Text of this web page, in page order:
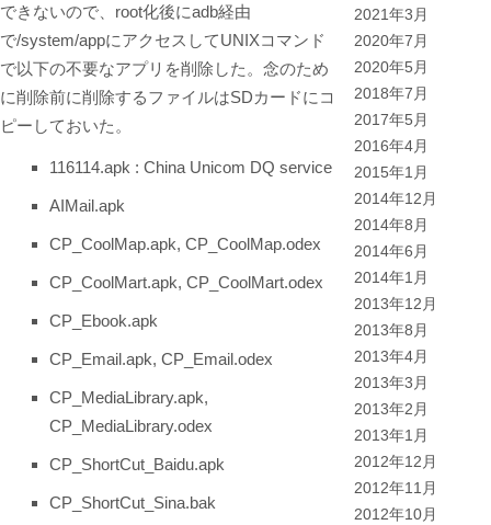
できないので、root化後にadb経由
で/system/appにアクセスしてUNIXコマンド
で以下の不要なアプリを削除した。念のため
に削除前に削除するファイルはSDカードにコ
ピーしておいた。
116114.apk : China Unicom DQ service
AIMail.apk
CP_CoolMap.apk, CP_CoolMap.odex
CP_CoolMart.apk, CP_CoolMart.odex
CP_Ebook.apk
CP_Email.apk, CP_Email.odex
CP_MediaLibrary.apk,
CP_MediaLibrary.odex
CP_ShortCut_Baidu.apk
CP_ShortCut_Sina.bak
2021年3月
2020年7月
2020年5月
2018年7月
2017年5月
2016年4月
2015年1月
2014年12月
2014年8月
2014年6月
2014年1月
2013年12月
2013年8月
2013年4月
2013年3月
2013年2月
2013年1月
2012年12月
2012年11月
2012年10月